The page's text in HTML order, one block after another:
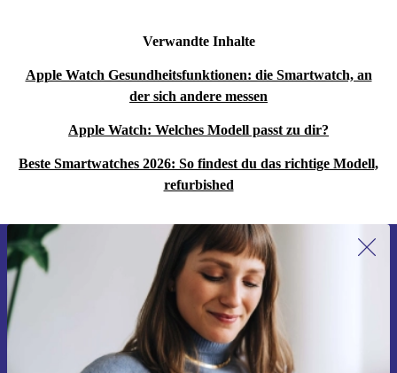
Verwandte Inhalte
Apple Watch Gesundheitsfunktionen: die Smartwatch, an
der sich andere messen
Apple Watch: Welches Modell passt zu dir?
Beste Smartwatches 2026: So findest du das richtige Modell,
refurbished
Erstmals zum Newsletter anmelden,
15 € sparen!
Verpasse kein Angebot mehr.